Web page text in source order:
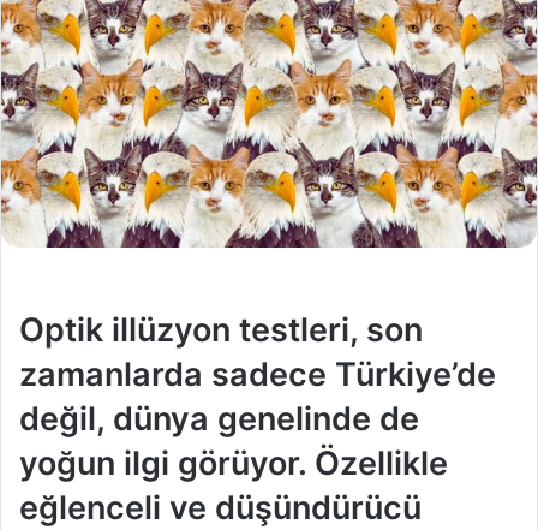
Optik illüzyon testleri, son
zamanlarda sadece Türkiye’de
değil, dünya genelinde de
yoğun ilgi görüyor. Özellikle
eğlenceli ve düşündürücü